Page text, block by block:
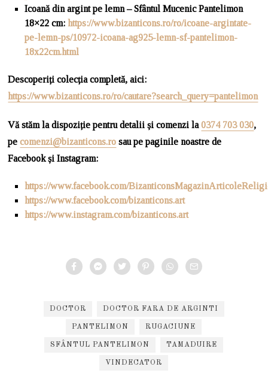
Icoană din argint pe lemn – Sfântul Mucenic Pantelimon
18×22 cm: https://www.bizanticons.ro/ro/icoane-argintate-
pe-lemn-ps/10972-icoana-ag925-lemn-sf-pantelimon-
18x22cm.html
Descoperiți colecția completă, aici:
https://www.bizanticons.ro/ro/cautare?search_query=pantelimon
Vă stăm la dispoziție pentru detalii și comenzi la0374 703 030,
pecomenzi@bizanticons.ro sau pe paginile noastre de
Facebook și Instagram:
https://www.facebook.com/
https://www.facebook.com/bizanticons.art
https://www.instagram.com/bizanticons.art
DOCTOR DOCTOR FARA DE ARGINTI
PANTELIMON RUGACIUNE
SFÂNTUL PANTELIMON TAMADUIRE
VINDECATOR